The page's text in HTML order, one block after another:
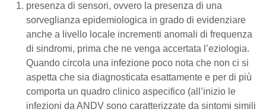
presenza di sensori, ovvero la presenza di una
sorveglianza epidemiologica in grado di evidenziare
anche a livello locale incrementi anomali di frequenza
di sindromi, prima che ne venga accertata l’eziologia.
Quando circola una infezione poco nota che non ci si
aspetta che sia diagnosticata esattamente e per di più
comporta un quadro clinico aspecifico (all’inizio le
infezioni da ANDV sono caratterizzate da sintomi simili